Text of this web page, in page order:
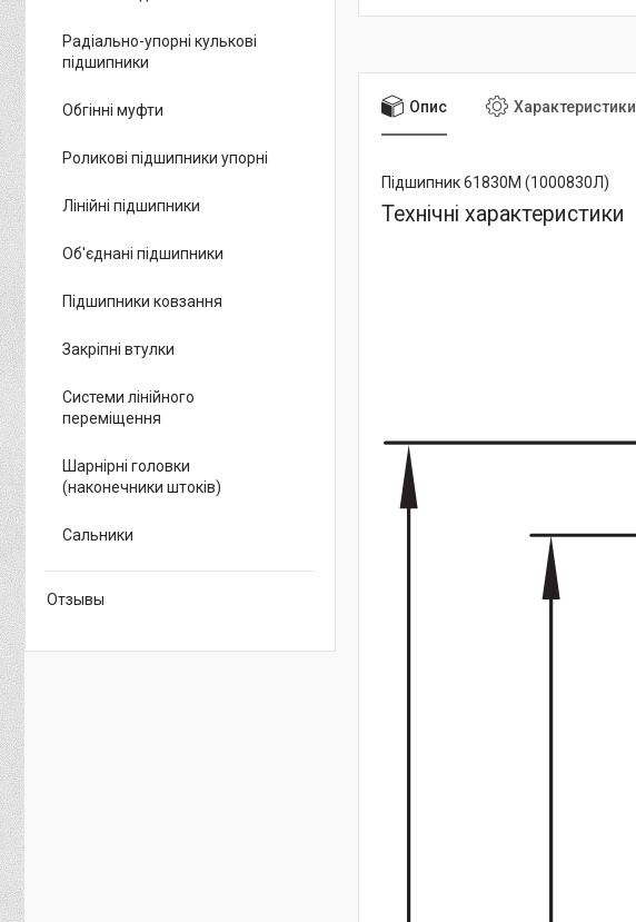
Опис Характеристики
Підшипник 61830М (1000830Л)
Технічні характеристики
Радіально-упорні кулькові
підшипники
Обгінні муфти
Роликові підшипники упорні
Лінійні підшипники
Об'єднані підшипники
Підшипники ковзання
Закріпні втулки
Системи лінійного
переміщення
Шарнірні головки
(наконечники штоків)
Сальники
Отзывы